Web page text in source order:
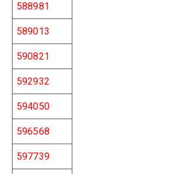
588981
589013
590821
592932
594050
596568
597739